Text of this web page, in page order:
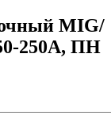
MIG/
250А, ПН